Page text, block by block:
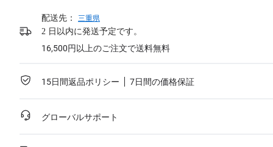
配送先： 三重県
2 日以内に発送予定です。
16,500円以上のご注文で送料無料
15日間返品ポリシー 7日間の価格保証
グローバルサポート